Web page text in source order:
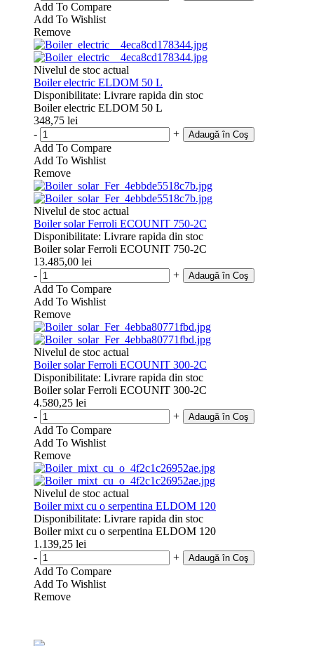
Add To Compare
Add To Wishlist
Remove
Nivelul de stoc actual
Boiler electric ELDOM 50 L
Disponibilitate: Livrare rapida din stoc
Boiler electric ELDOM 50 L
348,75 lei
-
+ Adaugă în Coş
Add To Compare
Add To Wishlist
Remove
Nivelul de stoc actual
Boiler solar Ferroli ECOUNIT 750-2C
Disponibilitate: Livrare rapida din stoc
Boiler solar Ferroli ECOUNIT 750-2C
13.485,00 lei
-
+ Adaugă în Coş
Add To Compare
Add To Wishlist
Remove
Nivelul de stoc actual
Boiler solar Ferroli ECOUNIT 300-2C
Disponibilitate: Livrare rapida din stoc
Boiler solar Ferroli ECOUNIT 300-2C
4.580,25 lei
-
+ Adaugă în Coş
Add To Compare
Add To Wishlist
Remove
Nivelul de stoc actual
Boiler mixt cu o serpentina ELDOM 120
Disponibilitate: Livrare rapida din stoc
Boiler mixt cu o serpentina ELDOM 120
1.139,25 lei
-
+ Adaugă în Coş
Add To Compare
Add To Wishlist
Remove